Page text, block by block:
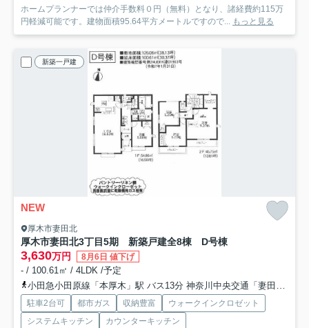
ホームプランナーでは仲介手数料０円（無料）となり、諸経費約115万
円軽減可能です。建物面積95.64平方メートルですので... もっと見る
新築一戸建
NEW
厚木市妻田北
厚木市妻田北3丁目5期 新築戸建全8棟 D号棟
3,630万円 8月6日 値下げ
- / 100.61㎡ / 4LDK /予定
小田急小田原線「本厚木」駅 バス13分 神奈川中央交通「妻田薬師」 停歩7分
駐車2台可 都市ガス 収納豊富
ウォークインクロゼット
システムキッチン
カウンターキッチン